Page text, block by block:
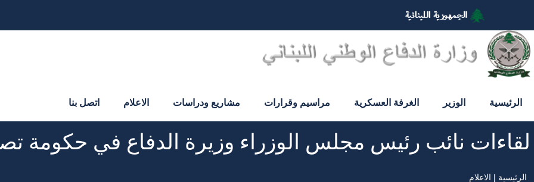
المحتوى
الرئيسي
الرئيسية الوزير الغرفة العسكرية مراسيم وقرارات مشاريع ودراسات الاعلام اتصل بنا
لقاءات نائب رئيس مجلس الوزراء وزيرة الدفاع في حكومة
الرئيسية الاعلام